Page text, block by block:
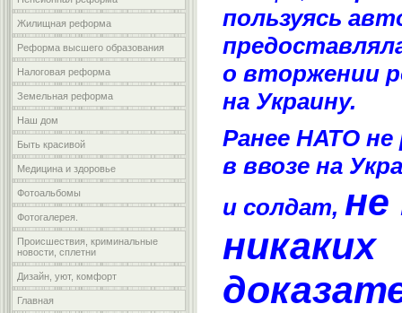
Жилищная реформа
Реформа высшего образования
Налоговая реформа
Земельная реформа
Наш дом
Быть красивой
Медицина и здоровье
Фотоальбомы
Фотогалерея.
Происшествия, криминальные
новости, сплетни
Дизайн, уют, комфорт
Главная
пользуясь
о вторжении
на Украину.
Ранее НАТО не
в ввозе на
и солдат, не
никаких